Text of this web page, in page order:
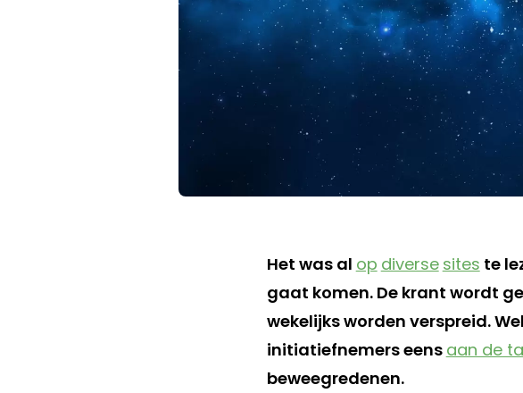
Het was al op diverse sites te
gaat komen. De krant wordt
wekelijks worden verspreid.
initiatiefnemers eens aan de
beweegredenen.